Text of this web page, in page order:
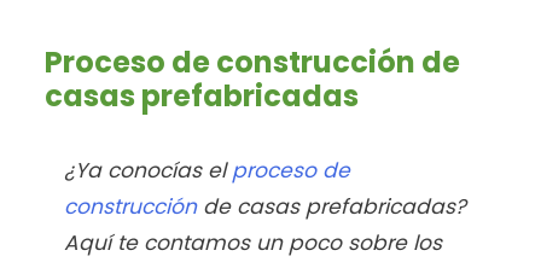
Proceso de construcción de
casas prefabricadas
¿Ya conocías elproceso de
construcciónde casas prefabricadas?
Aquí te contamos un poco sobre los